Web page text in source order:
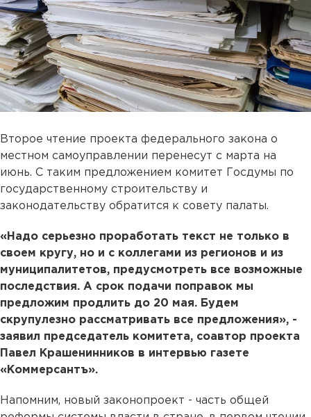
Второе чтение проекта федерального закона о
местном самоуправлении перенесут с марта на
июнь. С таким предложением комитет Госдумы по
государственному строительству и
законодательству обратится к совету палаты.
«Надо серьезно проработать текст не только в
своем кругу, но и с коллегами из регионов и из
муниципалитетов, предусмотреть все возможные
последствия. А срок подачи поправок мы
предложим продлить до 20 мая. Будем
скрупулезно рассматривать все предложения», -
заявил председатель комитета, соавтор проекта
Павел Крашенинников в интервью газете
«Коммерсантъ».
Напомним, новый законопроект - часть общей